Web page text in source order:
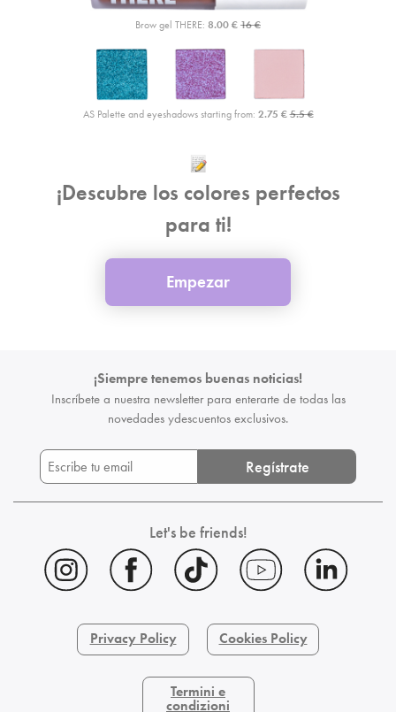
Brow gel THERE: 8.00 €16 €
AS Palette and eyeshadows starting from: 2.75 €5.5 €
¡Descubre los colores perfectos
para ti!
Empezar
¡Siempre tenemos buenas noticias!
Inscríbete a nuestra newsletter para enterarte de todas las
novedades ydescuentos exclusivos.
Regístrate
Let's be friends!
Privacy Policy Cookies Policy
Termini e
condizioni